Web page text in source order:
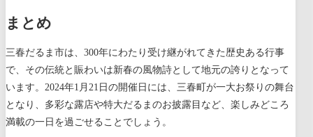
まとめ
三春だるま市は、300年にわたり受け継がれてきた歴史ある行事
で、その伝統と賑わいは新春の風物詩として地元の誇りとなって
います。2024年1月21日の開催日には、三春町が一大お祭りの舞台
となり、多彩な露店や特大だるまのお披露目など、楽しみどころ
満載の一日を過ごせることでしょう。